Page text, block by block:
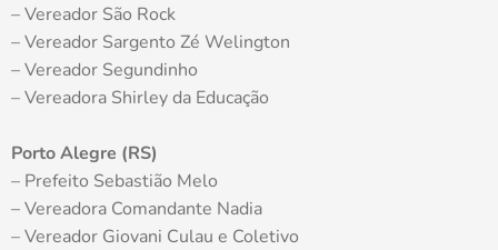
– Vereador São Rock
– Vereador Sargento Zé Welington
– Vereador Segundinho
– Vereadora Shirley da Educação
Porto Alegre (RS)
– Prefeito Sebastião Melo
– Vereadora Comandante Nadia
– Vereador Giovani Culau e Coletivo